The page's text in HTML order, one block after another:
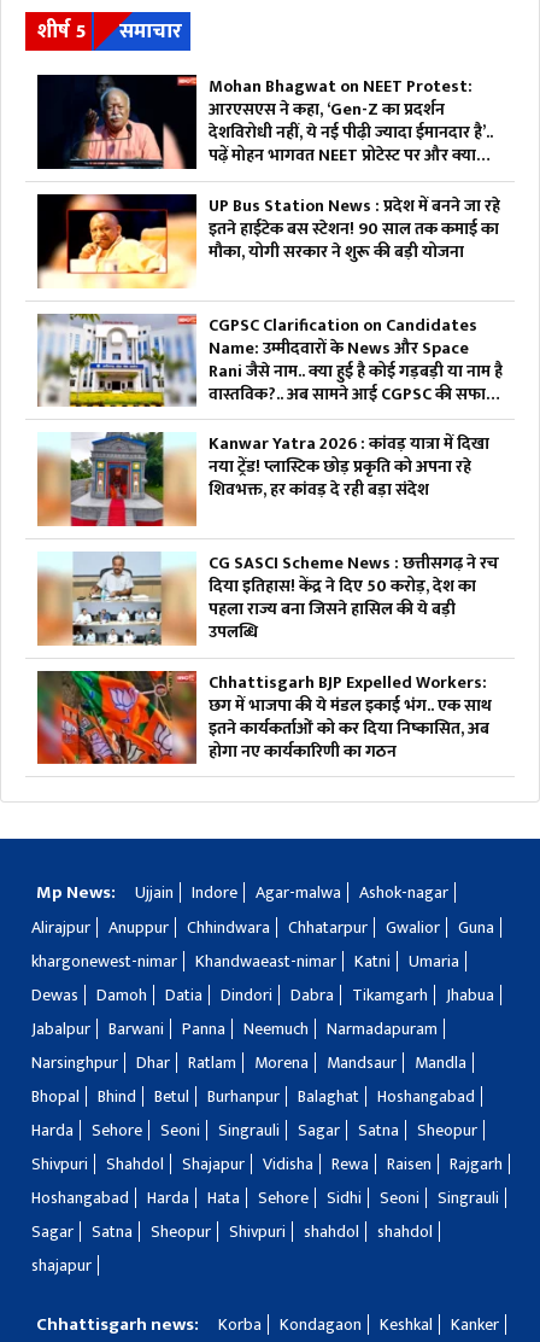
शीर्ष 5 समाचार
Mohan Bhagwat on NEET Protest:
आरएसएस ने कहा, ‘Gen-Z का प्रदर्शन
देशविरोधी नहीं, ये नई पीढ़ी ज्यादा ईमानदार है’..
पढ़ें मोहन भागवत NEET प्रोटेस्ट पर और क्या
कहा
UP Bus Station News : प्रदेश में बनने जा रहे
इतने हाईटेक बस स्टेशन! 90 साल तक कमाई का
मौका, योगी सरकार ने शुरू की बड़ी योजना
CGPSC Clarification on Candidates
Name: उम्मीदवारों के News और Space
Rani जैसे नाम.. क्या हुई है कोई गड़बड़ी या नाम है
वास्तविक?.. अब सामने आई CGPSC की सफाई,
पढ़ें
Kanwar Yatra 2026 : कांवड़ यात्रा में दिखा
नया ट्रेंड! प्लास्टिक छोड़ प्रकृति को अपना रहे
शिवभक्त, हर कांवड़ दे रही बड़ा संदेश
CG SASCI Scheme News : छत्तीसगढ़ ने रच
दिया इतिहास! केंद्र ने दिए 50 करोड़, देश का
पहला राज्य बना जिसने हासिल की ये बड़ी
उपलब्धि
Chhattisgarh BJP Expelled Workers:
छग में भाजपा की ये मंडल इकाई भंग.. एक साथ
इतने कार्यकर्ताओं को कर दिया निष्कासित, अब
होगा नए कार्यकारिणी का गठन
Mp News: Ujjain Indore Agar-malwa
Ashok-nagar
Alirajpur
Anuppur Chhindwara Chhatarpur Gwalior
Guna
khargonewest-nimar
Khandwaeast-nimar Katni
Umaria
Dewas
Damoh Datia Dindori Dabra Tikamgarh
Jhabua
Jabalpur
Barwani Panna Neemuch
Narmadapuram
Narsinghpur
Dhar Ratlam Morena Mandsaur
Mandla
Bhopal
Bhind Betul Burhanpur Balaghat
Hoshangabad
Harda
Sehore Seoni Singrauli Sagar Satna
Sheopur
Shivpuri
Shahdol Shajapur Vidisha Rewa Raisen
Rajgarh
Hoshangabad
Harda Hata Sehore Sidhi Seoni
Singrauli
Sagar
Satna Sheopur Shivpuri shahdol
shahdol
shajapur
Chhattisgarh news: Korba Kondagaon Keshkal
Kanker